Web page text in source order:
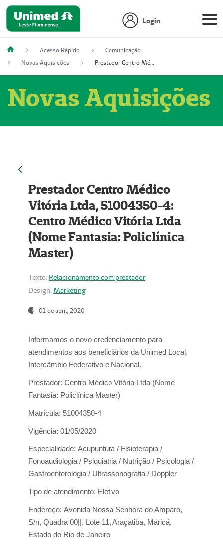
Login
Acesso Rápido
Comunicação
Novas Aquisições
Prestador Centro Médico Vitória Ltda, 51004350-4: Centro Médico Vitória Ltda (Nome Fantasia: Policlínica Master)
Novas Aquisições
Prestador Centro Médico
Vitória Ltda, 51004350-4:
Centro Médico Vitória Ltda
(Nome Fantasia: Policlínica
Master)
Texto: Relacionamento com prestador
Design: Marketing
01 de abril, 2020
Informamos o novo credenciamento para
atendimentos aos beneficiários da Unimed Local,
Intercâmbio Federativo e Nacional.
Prestador: Centro Médico Vitória Ltda (Nome
Fantasia: Policlínica Master)
Matrícula: 51004350-4
Vigência: 01/05/2020
Especialidade: Acupuntura / Fisioterapia /
Fonoaudiologia / Psiquiatria / Nutrição / Psicologia /
Gastroenterologia / Ultrassonografia / Doppler
Tipo de atendimento: Eletivo
Endereço: Avenida Nossa Senhora do Amparo,
S/n, Quadra 00||, Lote 11, Araçatiba, Maricá,
Estado do Rio de Janeiro.